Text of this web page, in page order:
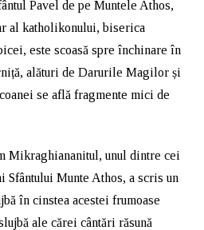
Pavel de pe Muntele Athos,
al katholikonului, biserica
este scoasă spre închinare în
alături de Darurile Magilor și
se află fragmente mici de
Mikraghiananitul, unul dintre cei
Munte Athos, a scris un
în cinstea acestei frumoase
ale cărei cântări răsună